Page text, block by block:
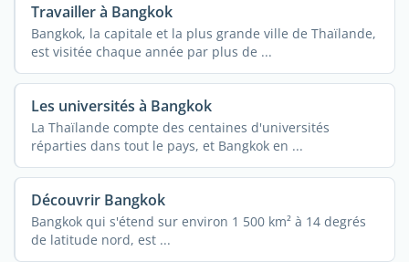
Travailler à Bangkok
Bangkok, la capitale et la plus grande ville de Thaïlande,
est visitée chaque année par plus de ...
Les universités à Bangkok
La Thaïlande compte des centaines d'universités
réparties dans tout le pays, et Bangkok en ...
Découvrir Bangkok
Bangkok qui s'étend sur environ 1 500 km² à 14 degrés
de latitude nord, est ...